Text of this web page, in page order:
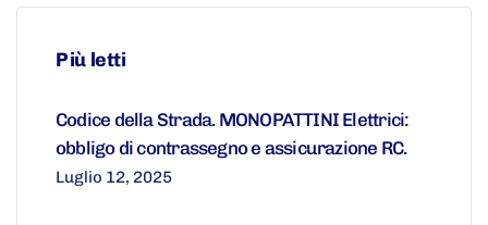
Più letti
Codice della Strada. MONOPATTINI Elettrici:
obbligo di contrassegno e assicurazione RC.
Luglio 12, 2025